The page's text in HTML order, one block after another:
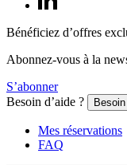
Bénéficiez d’offres
Abonnez-vous à la
S’abonner
Besoin d’aide ?
Mes réservations
FAQ